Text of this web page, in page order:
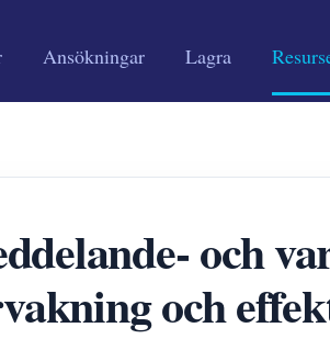
Ansökningar Lagra
och
och